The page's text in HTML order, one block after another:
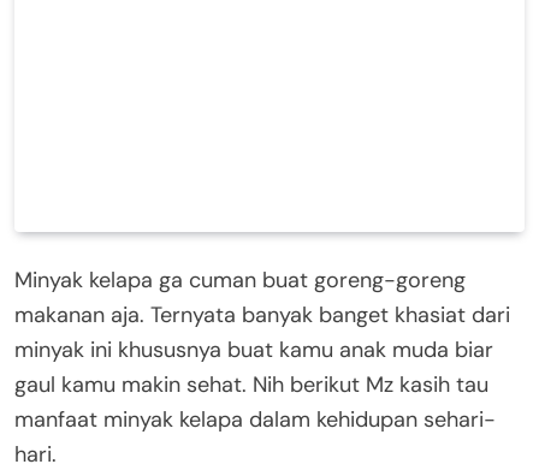
Minyak kelapa ga cuman buat goreng-goreng
makanan aja. Ternyata banyak banget khasiat dari
minyak ini khususnya buat kamu anak muda biar
gaul kamu makin sehat. Nih berikut Mz kasih tau
manfaat minyak kelapa dalam kehidupan sehari-
hari.